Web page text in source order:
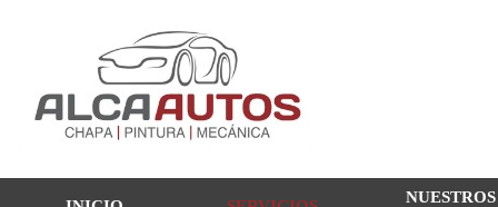
NUESTROS